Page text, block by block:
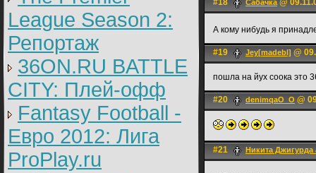
League Season 2:
Репортаж
36ON.RU BATTLE
CITY: Плей-офф
Fantasy Football -
Евро 2012: Лига
ProPlay.ru
#18 Сабачка@
А кому нибудь я
#19 Jey[madebl] @
пошла на йух соока это
#20 denimqaO_O @
#21 Никита Джигурда